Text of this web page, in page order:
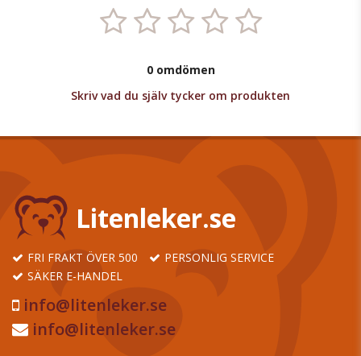
0 omdömen
Skriv vad du själv tycker om produkten
Litenleker.se
FRI FRAKT ÖVER 500
PERSONLIG SERVICE
SÄKER E-HANDEL
info@litenleker.se
info@litenleker.se